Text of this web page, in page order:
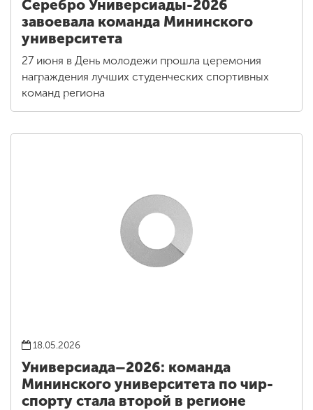
Серебро Универсиады-2026
завоевала команда Мининского
университета
27 июня в День молодежи прошла церемония
награждения лучших студенческих спортивных
команд региона
18.05.2026
Универсиада–2026: команда
Мининского университета по чир-
спорту стала второй в регионе